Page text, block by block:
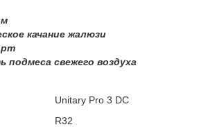
качание жалюзи
подмеса свежего воздуха
Unitary Pro 3 DC
R32